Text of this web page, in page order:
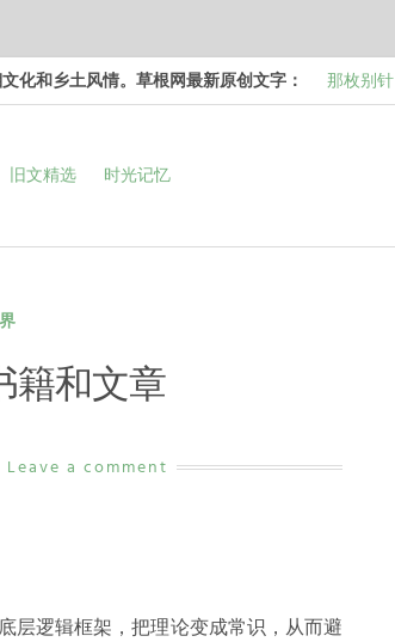
化和乡土风情。草根网最新原创文字： 那枚别针
旧文精选 时光记忆
籍和文章
Leave a comment
层逻辑框架，把理论变成常识，从而避